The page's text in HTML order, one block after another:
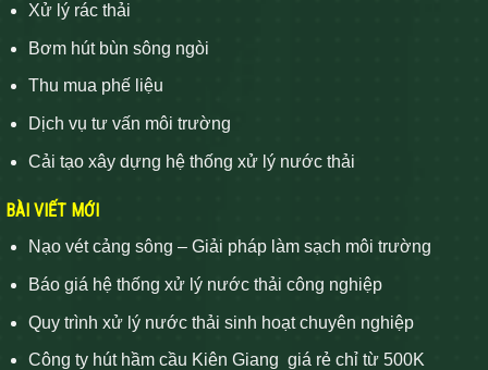
Xử lý rác thải
Bơm hút bùn sông ngòi
Thu mua phế liệu
Dịch vụ tư vấn môi trường
Cải tạo xây dựng hệ thống xử lý nước thải
BÀI VIẾT MỚI
Nạo vét cảng sông – Giải pháp làm sạch môi trường
Báo giá hệ thống xử lý nước thải công nghiệp
Quy trình xử lý nước thải sinh hoạt chuyên nghiệp
Công ty hút hầm cầu Kiên Giang giá rẻ chỉ từ 500K